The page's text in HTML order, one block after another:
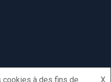
à des fins de X